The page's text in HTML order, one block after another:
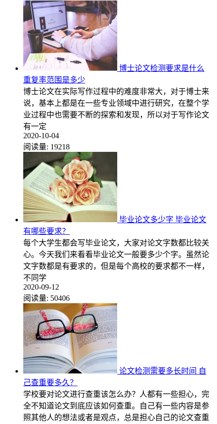
博士论文检测要求是什么
重复率范围是多少
博士论文在实际写作过程中的难度非常大，对于博士来
说，基本上都是在一些专业领域中进行研究，在整个学
业过程中也需要不断的探索和发现，所以对于写作论文
有一定
2020-10-04
阅读量: 19218
毕业论文多少字 毕业论文
有哪些要求？
每个大学生都会写毕业论文，大家对论文字数都比较关
心。今天我们来看看毕业论文一般要多少个字。虽然论
文字数都是有要求的，但是每个高校的要求都不一样，
不同学
2020-09-12
阅读量: 50406
论文检测需要多长时间 自
己查重要多久？
学校要对论文进行查重该怎么办？人都有一些担心，完
全不知道论文到底应该如何查重。自己有一些内容是参
照其他人的想法或者是观点，总是担心自己的论文查重